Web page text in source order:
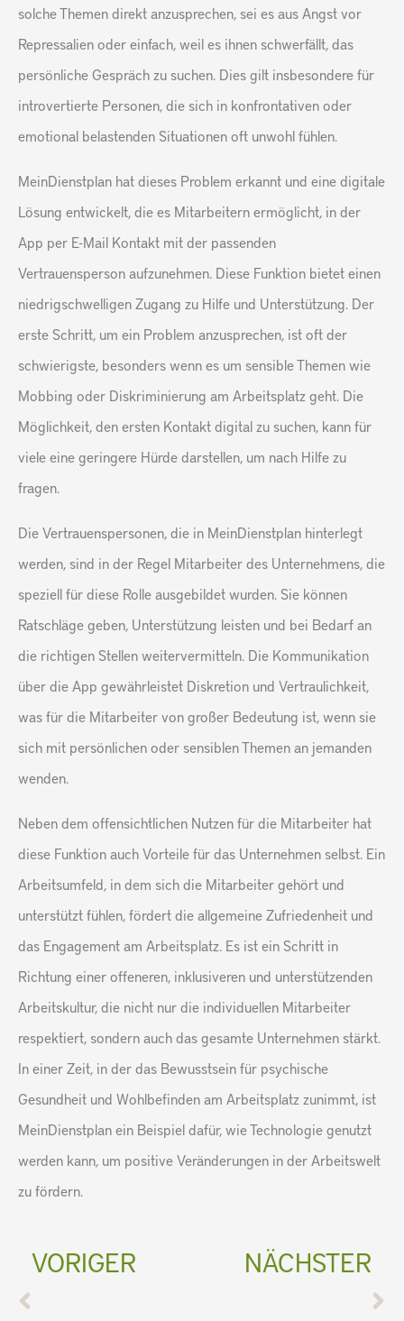
solche Themen direkt anzusprechen, sei es aus Angst vor
Repressalien oder einfach, weil es ihnen schwerfällt, das
persönliche Gespräch zu suchen. Dies gilt insbesondere für
introvertierte Personen, die sich in konfrontativen oder
emotional belastenden Situationen oft unwohl fühlen.
MeinDienstplan hat dieses Problem erkannt und eine digitale
Lösung entwickelt, die es Mitarbeitern ermöglicht, in der
App per E-Mail Kontakt mit der passenden
Vertrauensperson aufzunehmen. Diese Funktion bietet einen
niedrigschwelligen Zugang zu Hilfe und Unterstützung. Der
erste Schritt, um ein Problem anzusprechen, ist oft der
schwierigste, besonders wenn es um sensible Themen wie
Mobbing oder Diskriminierung am Arbeitsplatz geht. Die
Möglichkeit, den ersten Kontakt digital zu suchen, kann für
viele eine geringere Hürde darstellen, um nach Hilfe zu
fragen.
Die Vertrauenspersonen, die in MeinDienstplan hinterlegt
werden, sind in der Regel Mitarbeiter des Unternehmens, die
speziell für diese Rolle ausgebildet wurden. Sie können
Ratschläge geben, Unterstützung leisten und bei Bedarf an
die richtigen Stellen weitervermitteln. Die Kommunikation
über die App gewährleistet Diskretion und Vertraulichkeit,
was für die Mitarbeiter von großer Bedeutung ist, wenn sie
sich mit persönlichen oder sensiblen Themen an jemanden
wenden.
Neben dem offensichtlichen Nutzen für die Mitarbeiter hat
diese Funktion auch Vorteile für das Unternehmen selbst. Ein
Arbeitsumfeld, in dem sich die Mitarbeiter gehört und
unterstützt fühlen, fördert die allgemeine Zufriedenheit und
das Engagement am Arbeitsplatz. Es ist ein Schritt in
Richtung einer offeneren, inklusiveren und unterstützenden
Arbeitskultur, die nicht nur die individuellen Mitarbeiter
respektiert, sondern auch das gesamte Unternehmen stärkt.
In einer Zeit, in der das Bewusstsein für psychische
Gesundheit und Wohlbefinden am Arbeitsplatz zunimmt, ist
MeinDienstplan ein Beispiel dafür, wie Technologie genutzt
werden kann, um positive Veränderungen in der Arbeitswelt
zu fördern.
Zurück
VORIGER NÄCHSTER